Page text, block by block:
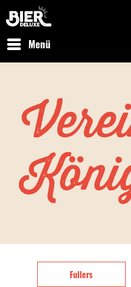
Kostenfreier Versand in Deutschland
Menü
Fullers